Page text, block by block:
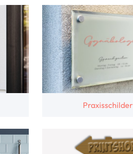
Praxisschilder